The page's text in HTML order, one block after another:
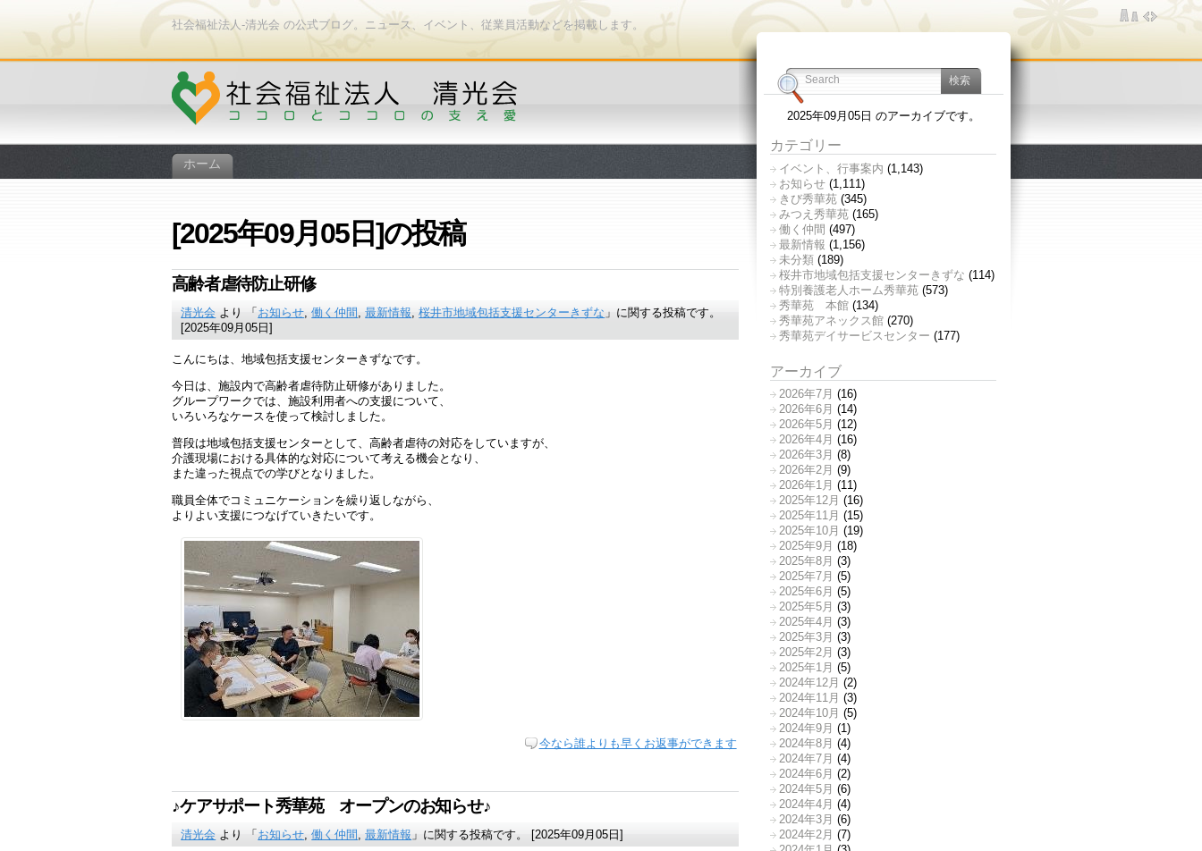
社会福祉法人-清光会 の公式ブログ。ニュース、イベント、従業員活動などを掲載します。
ホーム
[2025年09月05日]の投稿
高齢者虐待防止研修
清光会 より 「 お知らせ,働く仲間 ,最新情報,桜井市地域包括支援センターきずな 」に関する投稿です。
[2025年09月05日]
こんにちは、地域包括支援センターきずなです。
今日は、施設内で高齢者虐待防止研修がありました。
グループワークでは、施設利用者への支援について、
いろいろなケースを使って検討しました。
普段は地域包括支援センターとして、高齢者虐待の対応をしていますが、
介護現場における具体的な対応について考える機会となり、
また違った視点での学びとなりました。
職員全体でコミュニケーションを繰り返しながら、
よりよい支援につなげていきたいです。
今なら誰よりも早くお返事ができます
♪ケアサポート秀華苑 オープンのお知らせ♪
清光会 より 「 お知らせ ,働く仲間 ,最新情報 」に関する投稿です。 [2025年09月05日]
2025年09月05日 のアーカイブです。
カテゴリー
イベント、行事案内 (1,143)
お知らせ (1,111)
きび秀華苑 (345)
みつえ秀華苑 (165)
働く仲間 (497)
最新情報 (1,156)
未分類 (189)
桜井市地域包括支援センターきずな (114)
特別養護老人ホーム秀華苑 (573)
秀華苑 本館 (134)
秀華苑アネックス館 (270)
秀華苑デイサービスセンター (177)
アーカイブ
2026年7月 (16)
2026年6月 (14)
2026年5月 (12)
2026年4月 (16)
2026年3月 (8)
2026年2月 (9)
2026年1月 (11)
2025年12月 (16)
2025年11月 (15)
2025年10月 (19)
2025年9月 (18)
2025年8月 (3)
2025年7月 (5)
2025年6月 (5)
2025年5月 (3)
2025年4月 (3)
2025年3月 (3)
2025年2月 (3)
2025年1月 (5)
2024年12月 (2)
2024年11月 (3)
2024年10月 (5)
2024年9月 (1)
2024年8月 (4)
2024年7月 (4)
2024年6月 (2)
2024年5月 (6)
2024年4月 (4)
2024年3月 (6)
2024年2月 (7)